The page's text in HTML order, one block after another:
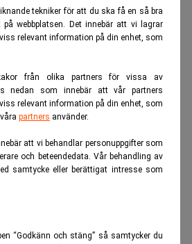
tekniker för att du ska få en så bra
webbplatsen. Det innebär att vi lagrar
relevant information på din enhet, som
från olika partners för vissa av
nedan som innebär att vår partners
relevant information på din enhet, som
partners använder.
att vi behandlar personuppgifter som
och beteendedata. Vår behandling av
samtycke eller berättigat intresse som
“Godkänn och stäng” så samtycker du
den rättsliga processen inte lett
Jag håller med Daniel Stattin
reds anm) om att Finansinspektion
varning. Det var en för stark
Jag tror att det var politiskt
politiskt motiverat beslut att dra
visa sin makt och då väljer man
stor, men heller inte för liten.
ny på sin post som
och Peter Norman